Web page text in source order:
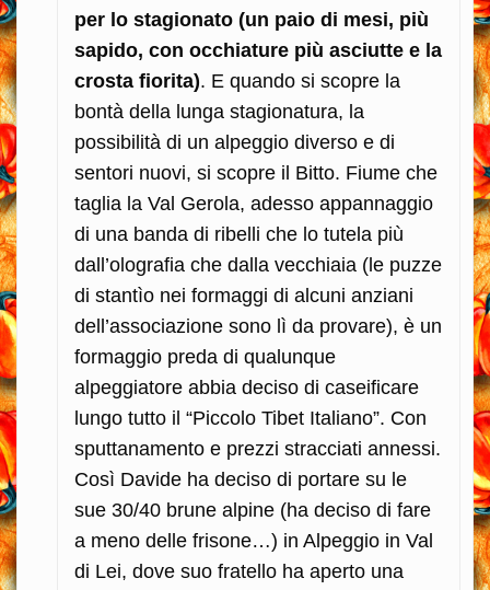
per lo stagionato (un paio di mesi, più
sapido, con occhiature più asciutte e la
crosta fiorita). E quando si scopre la
bontà della lunga stagionatura, la
possibilità di un alpeggio diverso e di
sentori nuovi, si scopre il Bitto. Fiume che
taglia la Val Gerola, adesso appannaggio
di una banda di ribelli che lo tutela più
dall’olografia che dalla vecchiaia (le puzze
di stantìo nei formaggi di alcuni anziani
dell’associazione sono lì da provare), è un
formaggio preda di qualunque
alpeggiatore abbia deciso di caseificare
lungo tutto il “Piccolo Tibet Italiano”. Con
sputtanamento e prezzi stracciati annessi.
Così Davide ha deciso di portare su le
sue 30/40 brune alpine (ha deciso di fare
a meno delle frisone…) in Alpeggio in Val
di Lei, dove suo fratello ha aperto una